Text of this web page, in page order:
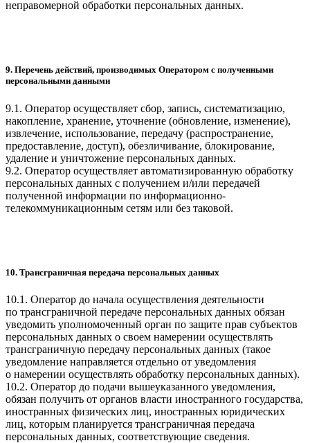
неправомерной обработки персональных данных.
9. Перечень действий, производимых Оператором с полученными
персональными данными
9.1. Оператор осуществляет сбор, запись, систематизацию,
накопление, хранение, уточнение (обновление, изменение),
извлечение, использование, передачу (распространение,
предоставление, доступ), обезличивание, блокирование,
удаление и уничтожение персональных данных.
9.2. Оператор осуществляет автоматизированную обработку
персональных данных с получением и/или передачей
полученной информации по информационно-
телекоммуникационным сетям или без таковой.
10. Трансграничная передача персональных данных
10.1. Оператор до начала осуществления деятельности
по трансграничной передаче персональных данных обязан
уведомить уполномоченный орган по защите прав субъектов
персональных данных о своем намерении осуществлять
трансграничную передачу персональных данных (такое
уведомление направляется отдельно от уведомления
о намерении осуществлять обработку персональных данных).
10.2. Оператор до подачи вышеуказанного уведомления,
обязан получить от органов власти иностранного государства,
иностранных физических лиц, иностранных юридических
лиц, которым планируется трансграничная передача
персональных данных, соответствующие сведения.